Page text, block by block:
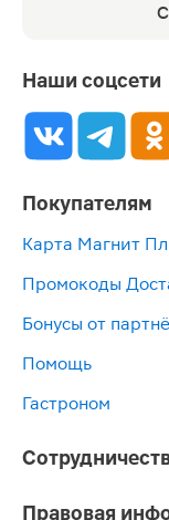
Наши соцсети
Покупателям
Карта Магнит
Промокоды
Бонусы от
Помощь
Гастроном
Правовая